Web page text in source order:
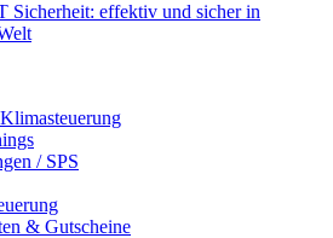
Sicherheit: effektiv und sicher in
/ SPS
& Gutscheine